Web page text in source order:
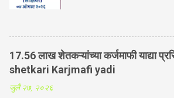
सुरक्षा सानुग्रह अनुदान योजनेस
आता योजनेत भूमिहीन शेतमजूर व
होणार. महिला शेतकरी सक्षमीकरण
ही योजना कुटुंबातील दोनच
योजना शेतकऱ्यांच्या कुटुंबातील सर्व
17.56 लाख शेतकऱ्यांच्या कर्जमाफी याद्या
shetkari Karjmafi yadi
जुलै २७, २०२६